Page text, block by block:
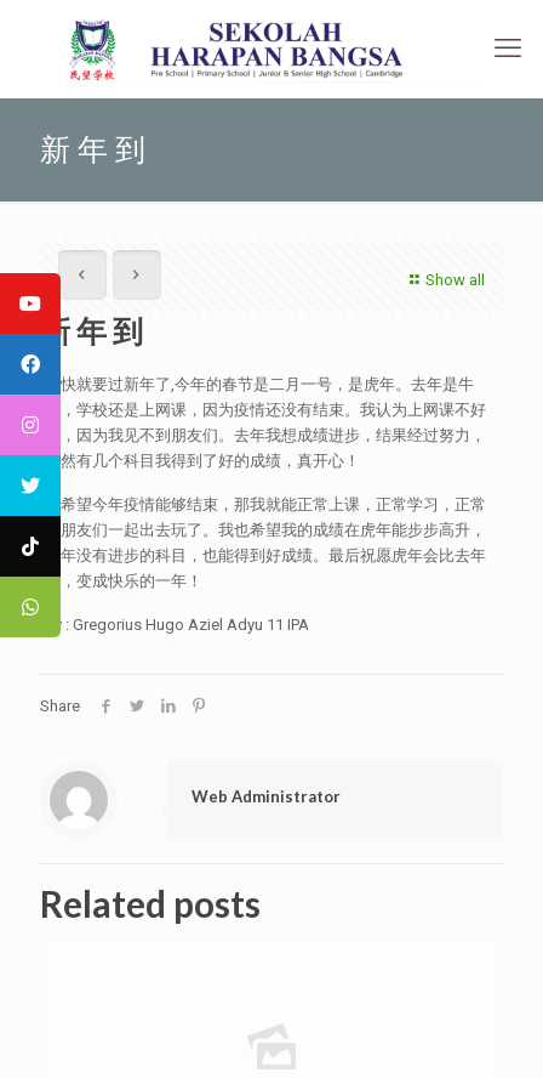
新 年 到
Show all
新 年 到
很快就要过新年了,今年的春节是二月一号，是虎年。去年是牛
年，学校还是上网课，因为疫情还没有结束。我认为上网课不好
玩，因为我见不到朋友们。去年我想成绩进步，结果经过努力，
果然有几个科目我得到了好的成绩，真开心！
我希望今年疫情能够结束，那我就能正常上课，正常学习，正常
和朋友们一起出去玩了。我也希望我的成绩在虎年能步步高升，
去年没有进步的科目，也能得到好成绩。最后祝愿虎年会比去年
好，变成快乐的一年！
By : Gregorius Hugo Aziel Adyu 11 IPA
Share
Web Administrator
Related posts